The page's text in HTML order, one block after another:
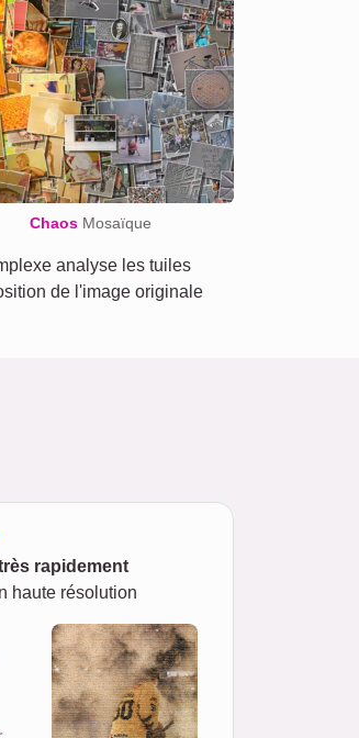
Chaos Mosaïque
analyse les tuiles
de l'image originale
rapidement
haute résolution